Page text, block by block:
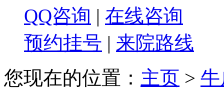
QQ咨询 | 在线咨询
预约挂号 | 来院路线
您现在的位置： 主页 >